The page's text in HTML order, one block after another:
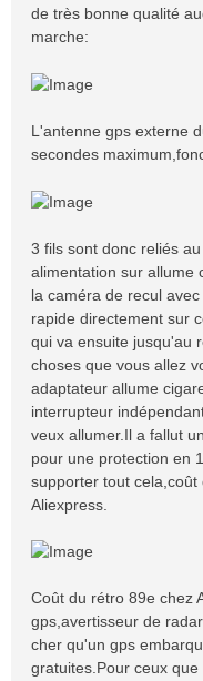
de très bonne qualité
marche:
L'antenne gps externe
secondes
3 fils sont donc reliés
alimentation sur allume
la caméra de recul
rapide directement sur
qui va ensuite jusqu'au
choses que vous allez
adaptateur allume
interrupteur
veux allumer.Il a fallut
pour une protection en
supporter tout
Aliexpress.
Coût du rétro 89e chez
gps,avertisseur de
cher qu'un gps
gratuites.Pour ceux